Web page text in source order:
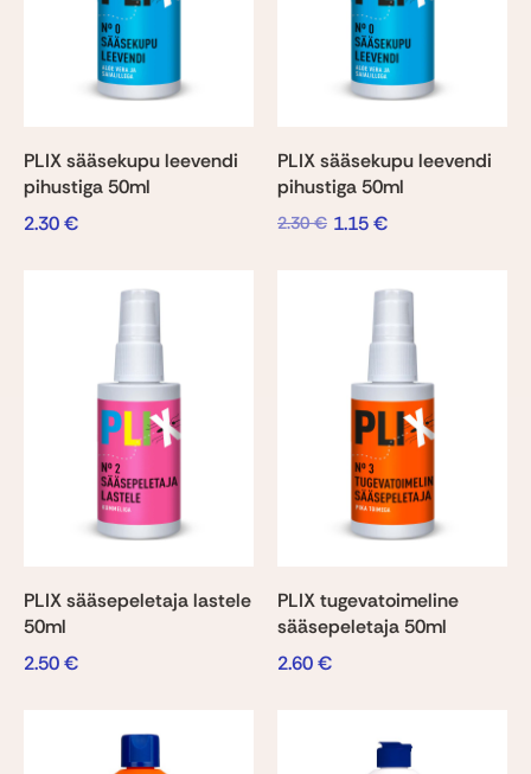
PLIX sääsekupu leevendi
pihustiga 50ml
2.30€
PLIX sääsekupu leevendi
pihustiga 50ml
2.30€ 1.15€
PLIX sääsepeletaja lastele
50ml
2.50€
PLIX tugevatoimeline
sääsepeletaja 50ml
2.60€